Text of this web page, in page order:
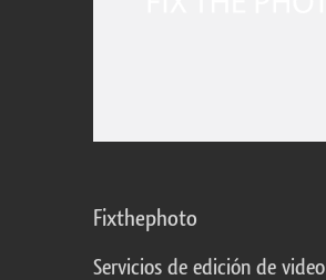
Fixthephoto
Servicios de edición de video